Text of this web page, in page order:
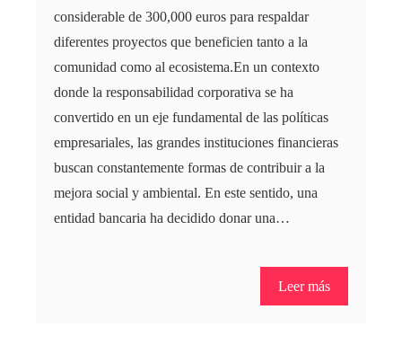
considerable de 300,000 euros para respaldar
diferentes proyectos que beneficien tanto a la
comunidad como al ecosistema.En un contexto
donde la responsabilidad corporativa se ha
convertido en un eje fundamental de las políticas
empresariales, las grandes instituciones financieras
buscan constantemente formas de contribuir a la
mejora social y ambiental. En este sentido, una
entidad bancaria ha decidido donar una…
Leer más